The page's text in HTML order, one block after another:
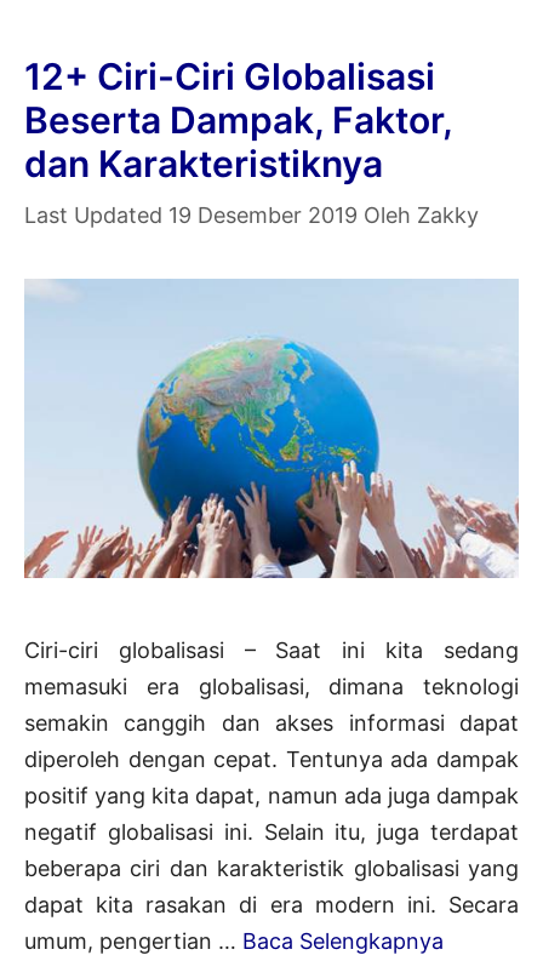
Keterangannya
[Lengkap]
12+ Ciri-Ciri Globalisasi
Beserta Dampak, Faktor,
dan Karakteristiknya
19 Desember 2019 Oleh Zakky
Ciri-ciri globalisasi – Saat ini kita sedang
memasuki era globalisasi, dimana teknologi
semakin canggih dan akses informasi dapat
diperoleh dengan cepat. Tentunya ada dampak
positif yang kita dapat, namun ada juga dampak
negatif globalisasi ini. Selain itu, juga terdapat
beberapa ciri dan karakteristik globalisasi yang
dapat kita rasakan di era modern ini. Secara
umum, pengertian … Baca Selengkapnya